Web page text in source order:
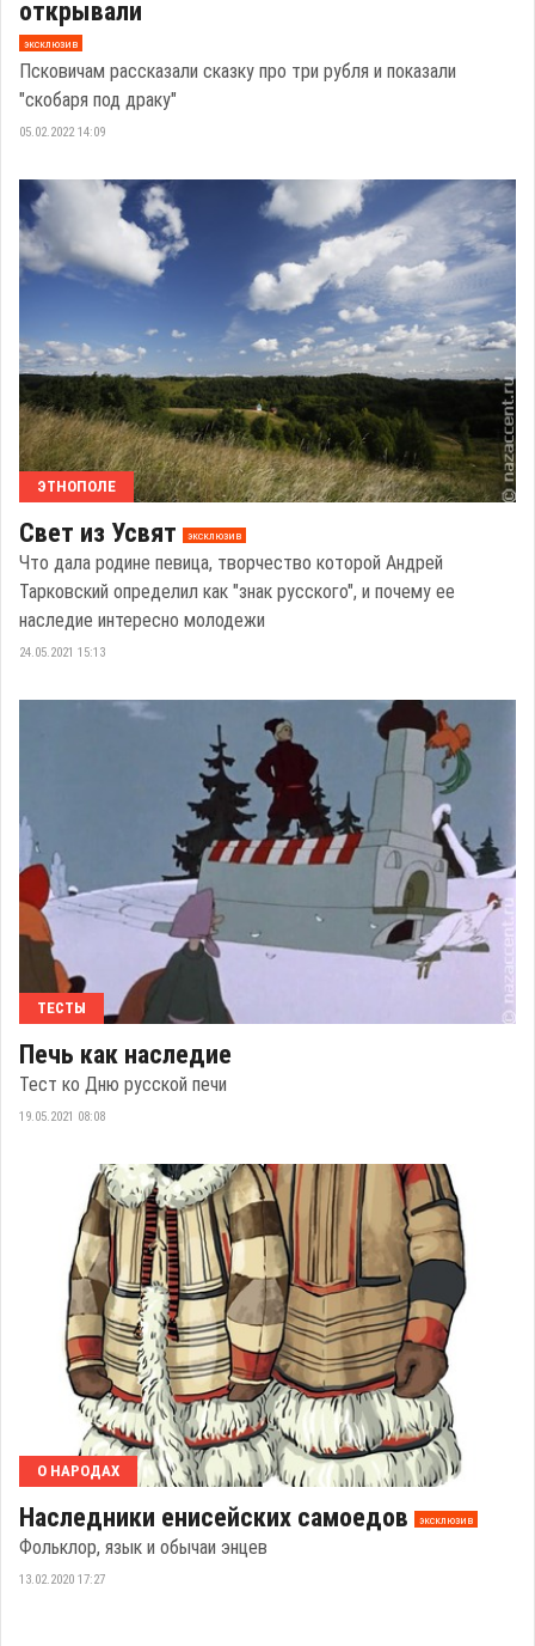
открывали
эксклюзив
Псковичам рассказали сказку про три рубля и показали
"скобаря под драку"
05.02.2022 14:09
ЭТНОПОЛЕ
Свет из Усвят эксклюзив
Что дала родине певица, творчество которой Андрей
Тарковский определил как "знак русского", и почему ее
наследие интересно молодежи
24.05.2021 15:13
ТЕСТЫ
Печь как наследие
Тест ко Дню русской печи
19.05.2021 08:08
О НАРОДАХ
Наследники енисейских самоедов эксклюзив
Фольклор, язык и обычаи энцев
13.02.2020 17:27